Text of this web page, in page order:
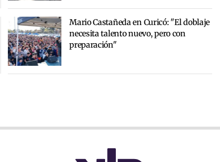
Mario Castañeda en Curicó: "El doblaje
necesita talento nuevo, pero con
preparación"